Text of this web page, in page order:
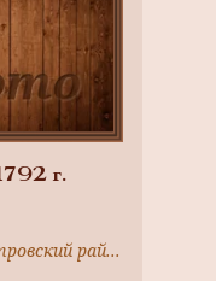
г.
Московская область, Дмитровский район, село Сурмино